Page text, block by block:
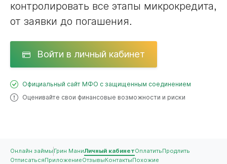
контролировать все этапы микрокредита,
от заявки до погашения.
Войти в личный кабинет
Официальный сайт МФО с защищенным соединением
Оценивайте свои финансовые возможности и риски
Онлайн займы Грин МаниЛичный кабинетОплатить Продлить
Отписаться ПриложениеОтзывы Контакты Похожие